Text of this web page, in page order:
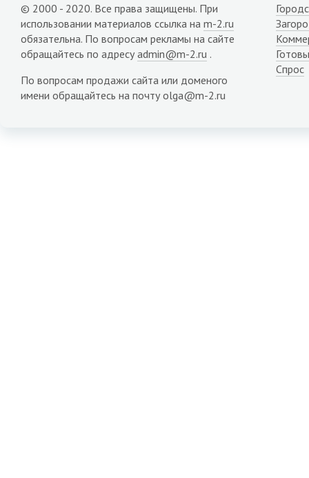
© 2000 - 2020. Все права защищены. При
использовании материалов ссылка на m-2.ru
обязательна. По вопросам рекламы на сайте
обращайтесь по адресу admin@m-2.ru .
По вопросам продажи сайта или доменого
имени обращайтесь на почту olga@m-2.ru
Спрос